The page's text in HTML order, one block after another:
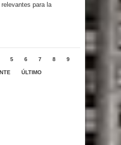
para la
5 6 7 8 9
ÚLTIMO